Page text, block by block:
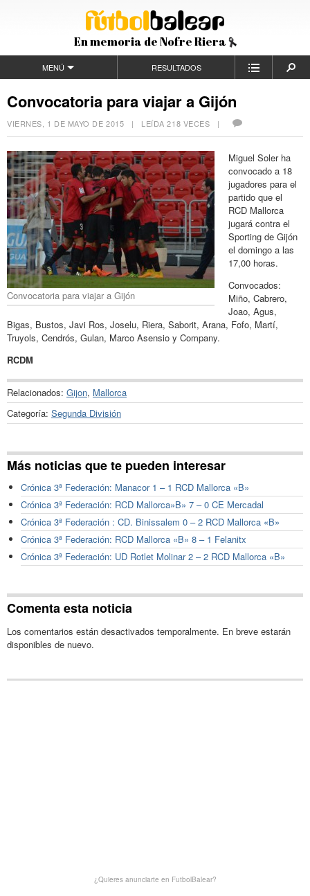
En memoria de Nofre Riera
MENÚ RESULTADOS
Convocatoria para viajar a Gijón
VIERNES, 1 DE MAYO DE 2015 | LEÍDA 218 VECES |
Convocatoria para viajar a Gijón
Miguel Soler ha
convocado a 18
jugadores para el
partido que el
RCD Mallorca
jugará contra el
Sporting de Gijón
el domingo a las
17,00 horas.
Convocados:
Miño, Cabrero,
Joao, Agus,
Bigas, Bustos, Javi Ros, Joselu, Riera, Saborit, Arana, Fofo, Martí,
Truyols, Cendrós, Gulan, Marco Asensio y Company.
RCDM
Relacionados: Gijon, Mallorca
Categoría: Segunda División
Más noticias que te pueden interesar
Crónica 3ª Federación: Manacor 1 – 1 RCD Mallorca «B»
Crónica 3ª Federación: RCD Mallorca»B» 7 – 0 CE Mercadal
Crónica 3ª Federación : CD. Binissalem 0 – 2 RCD Mallorca «B»
Crónica 3ª Federación: RCD Mallorca «B» 8 – 1 Felanitx
Crónica 3ª Federación: UD Rotlet Molinar 2 – 2 RCD Mallorca «B»
Comenta esta noticia
Los comentarios están desactivados temporalmente. En breve estarán
disponibles de nuevo.
¿Quieres anunciarte en FutbolBalear?